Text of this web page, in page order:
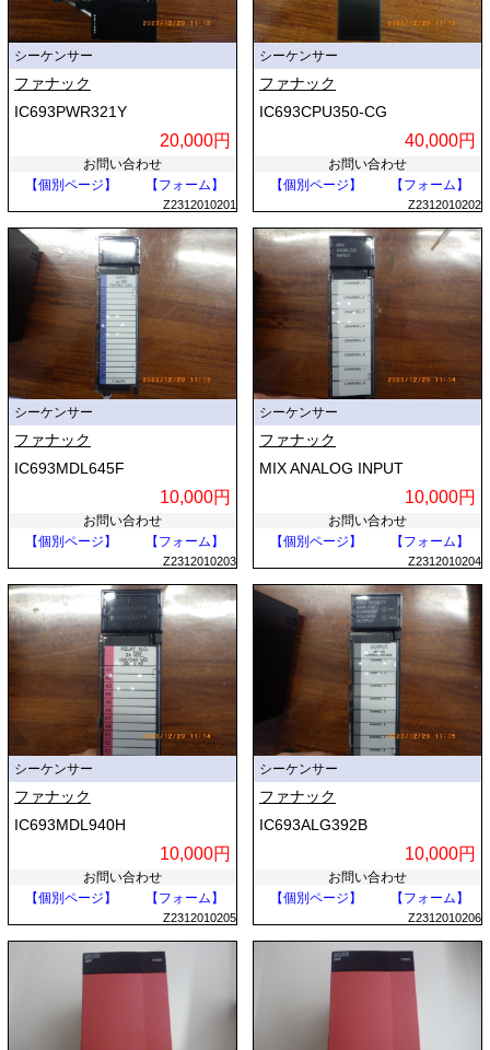
シーケンサー
ファナック
IC693PWR321Y
20,000円
お問い合わせ
【個別ページ】
【フォーム】
Z2312010201
シーケンサー
ファナック
IC693CPU350-CG
40,000円
お問い合わせ
【個別ページ】
【フォーム】
Z2312010202
シーケンサー
ファナック
IC693MDL645F
10,000円
お問い合わせ
【個別ページ】
【フォーム】
Z2312010203
シーケンサー
ファナック
MIX ANALOG INPUT
10,000円
お問い合わせ
【個別ページ】
【フォーム】
Z2312010204
シーケンサー
ファナック
IC693MDL940H
10,000円
お問い合わせ
【個別ページ】
【フォーム】
Z2312010205
シーケンサー
ファナック
IC693ALG392B
10,000円
お問い合わせ
【個別ページ】
【フォーム】
Z2312010206